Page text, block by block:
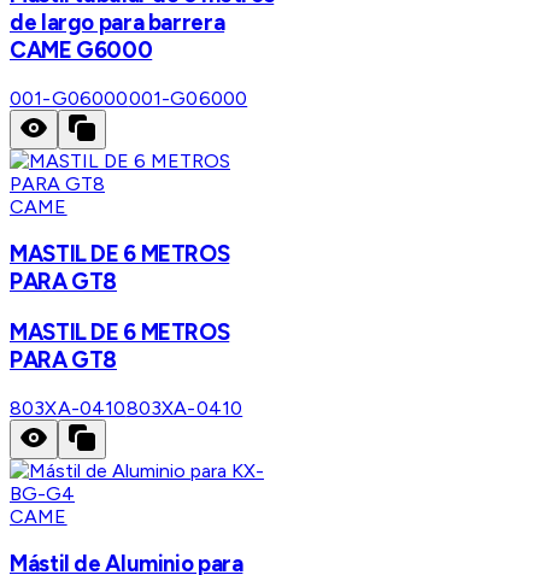
de largo para barrera
CAME G6000
001-G06000001-G06000
CAME
MASTIL DE 6 METROS
PARA GT8
MASTIL DE 6 METROS
PARA GT8
803XA-0410803XA-0410
CAME
Mástil de Aluminio para